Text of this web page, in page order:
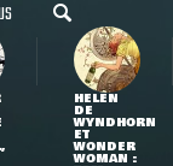
HELEN
DE
WYNDHORN
ET
WONDER
WOMAN :